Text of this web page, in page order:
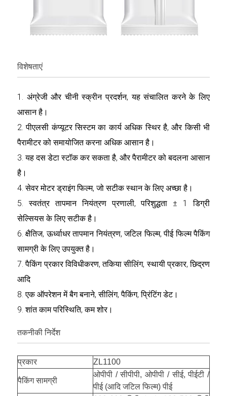
विशेषताएं
1. अंग्रेजी और चीनी स्क्रीन प्रदर्शन, यह संचालित करने के लिए
आसान है।
2. पीएलसी कंप्यूटर सिस्टम का कार्य अधिक स्थिर है, और किसी भी
पैरामीटर को समायोजित करना अधिक आसान है।
3. यह दस डेटा स्टॉक कर सकता है, और पैरामीटर को बदलना आसान
है।
4. सेवर मोटर ड्राइंग फिल्म, जो सटीक स्थान के लिए अच्छा है।
5. स्वतंत्र तापमान नियंत्रण प्रणाली, परिशुद्धता ± 1 डिग्री
सेल्सियस के लिए सटीक है।
6. क्षैतिज, ऊर्ध्वाधर तापमान नियंत्रण, जटिल फिल्म, पीई फिल्म पैकिंग
सामग्री के लिए उपयुक्त है।
7. पैकिंग प्रकार विविधीकरण, तकिया सीलिंग, स्थायी प्रकार, छिद्रण
आदि
8. एक ऑपरेशन में बैग बनाने, सीलिंग, पैकिंग, प्रिंटिंग डेट।
9. शांत काम परिस्थिति, कम शोर।
तकनीकी निर्देश
प्रकार ZL1100
पैकिंग सामग्री
ओपीपी / सीपीपी, ओपीपी / सीई, पीईटी /
पीई (आदि जटिल फिल्म) पीई